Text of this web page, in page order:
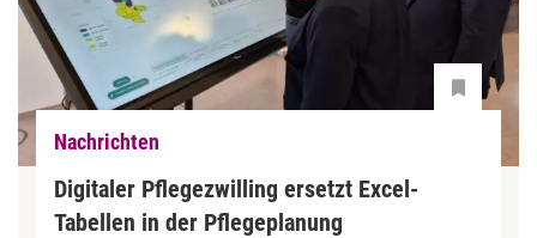
Nachrichten
Digitaler Pflegezwilling ersetzt Excel-
Tabellen in der Pflegeplanung